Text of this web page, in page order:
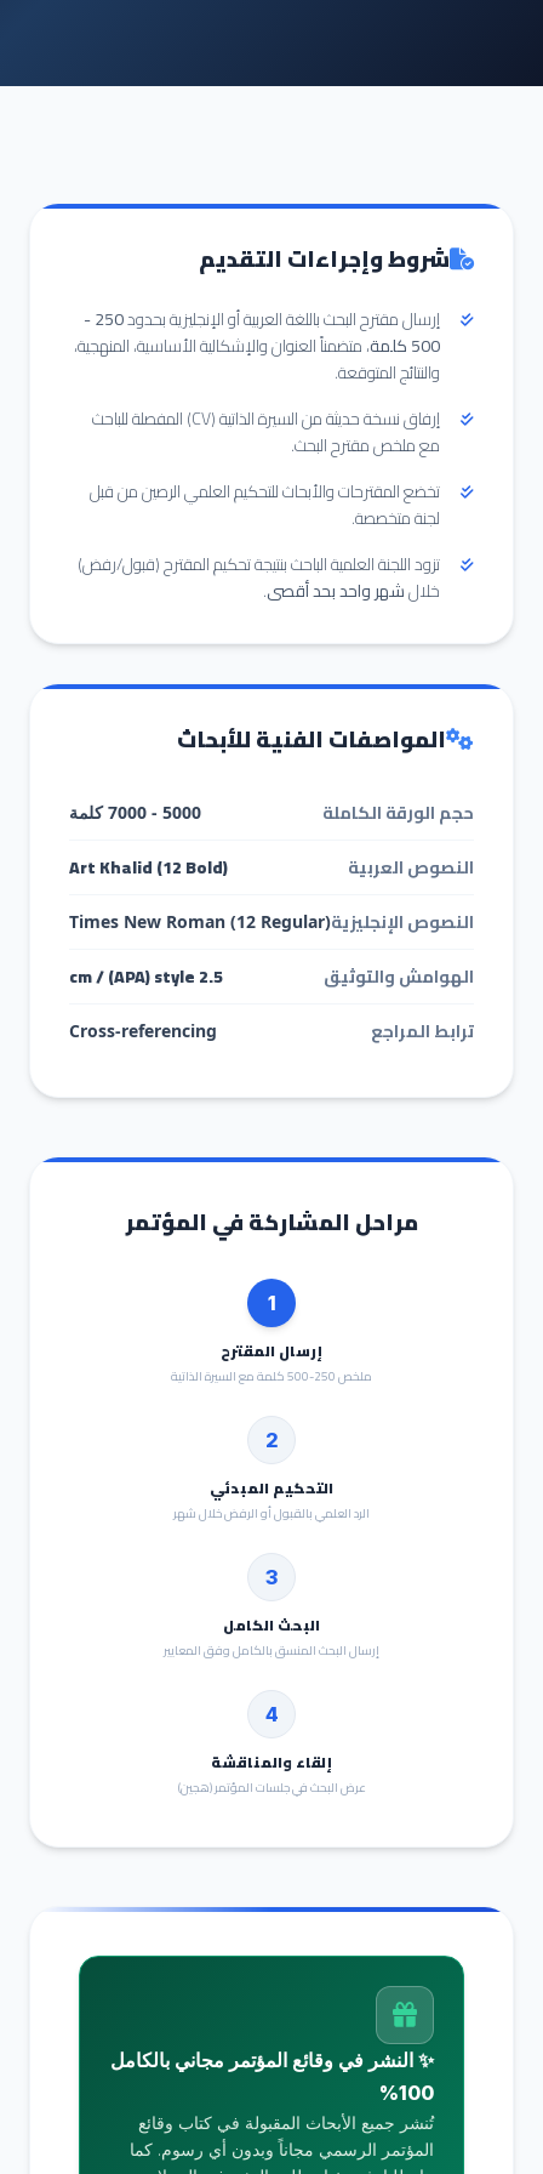
شروط وإجراءات التقديم
إرسال مقترح البحث باللغة العربية أو الإنجليزية بحدود
250 -
500 كلمة
، متضمناً العنوان والإشكالية الأساسية، المنهجية،
والنتائج المتوقعة.
إرفاق نسخة حديثة من السيرة الذاتية (CV) المفصلة للباحث
مع ملخص مقترح البحث.
تخضع المقترحات والأبحاث للتحكيم العلمي الرصين من قبل
لجنة متخصصة.
تزود اللجنة العلمية الباحث بنتيجة تحكيم المقترح (قبول/رفض)
خلالشهر واحد بحد أقصى.
المواصفات الفنية للأبحاث
حجم الورقة الكاملة 5000 - 7000 كلمة
النصوص العربية
Art Khalid (12 Bold)
النصوص الإنجليزيةTimes New Roman (12 Regular)
الهوامش والتوثيق
2.5 cm / (APA) style
ترابط المراجع
Cross-referencing
مراحل المشاركة في المؤتمر
1
إرسال المقترح
ملخص 250-500 كلمة مع السيرة الذاتية
2
التحكيم المبدئي
الرد العلمي بالقبول أو الرفض خلال شهر
3
البحث الكامل
إرسال البحث المنسق بالكامل وفق المعايير
4
إلقاء والمناقشة
عرض البحث في جلسات المؤتمر (هجين)
✨ النشر في وقائع المؤتمر مجاني بالكامل
100%
تُنشر جميع الأبحاث المقبولة في كتاب وقائع
المؤتمر الرسمي مجاناً وبدون أي رسوم. كما